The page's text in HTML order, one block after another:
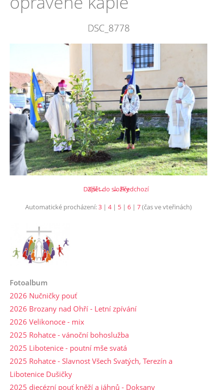
DSC_8778
← Předchozí
Další →
Zpět do složky
Automatické procházení:3 | 4| 5 | 6 | 7(čas ve vteřinách)
Fotoalbum
2026 Nučničky pouť
2026 Brozany nad Ohří - Letní zpívání
2026 Velikonoce - mix
2025 Rohatce - vánoční bohoslužba
2025 Libotenice - poutní mše svatá
2025 Rohatce - Slavnost Všech Svatých, Terezín a
Libotenice Dušičky
2025 diecézní pouť kněží a jáhnů - Doksany